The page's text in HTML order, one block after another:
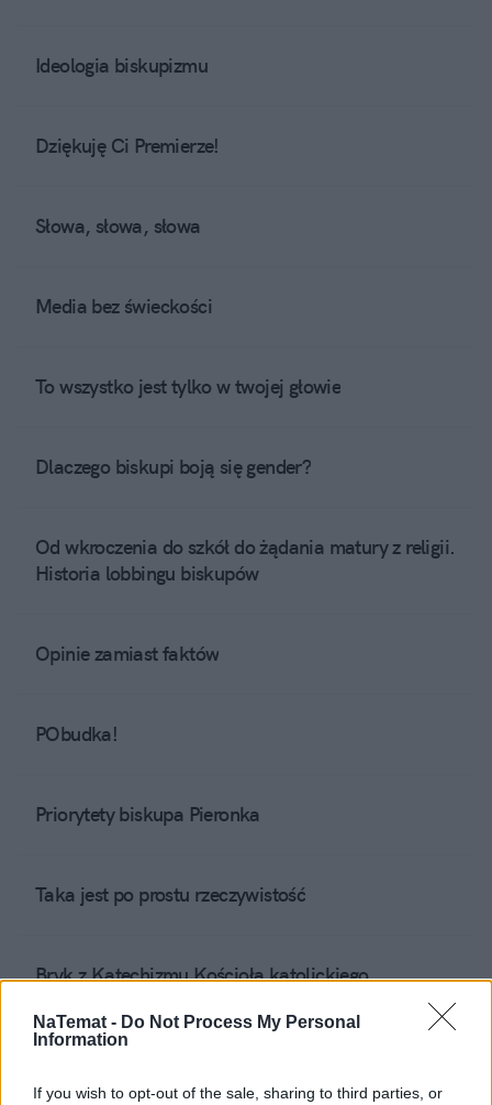
NaTemat - Do Not Process My Personal
Information
If you wish to opt-out of the sale, sharing to third parties, or
Ideologia biskupizmu
Dziękuję Ci Premierze!
Słowa, słowa, słowa
Media bez świeckości
To wszystko jest tylko w twojej głowie
Dlaczego biskupi boją się gender?
Od wkroczenia do szkół do żądania matury z religii.
Historia lobbingu biskupów
Opinie zamiast faktów
PObudka!
Priorytety biskupa Pieronka
Taka jest po prostu rzeczywistość
Bryk z Katechizmu Kościoła katolickiego